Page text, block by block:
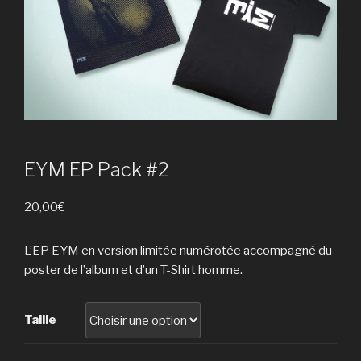
EYM EP Pack #2
20,00€
L’EP EYM en version limitée numérotée accompagné du
poster de l’album et d’un T-Shirt homme.
Taille